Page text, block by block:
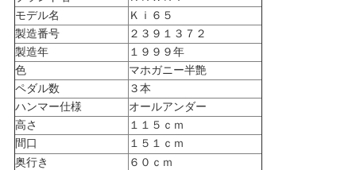
モデル名
Ｋｉ６５
製造番号
２３９１３７２
製造年
１９９９年
色
マホガニー半艶
ペダル数
３本
ハンマー仕様
オールアンダー
高さ
１１５ｃｍ
間口
１５１ｃｍ
奥行き
６０ｃｍ